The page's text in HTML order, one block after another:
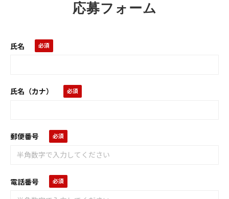
応募フォーム
氏名
氏名（カナ）
郵便番号
電話番号